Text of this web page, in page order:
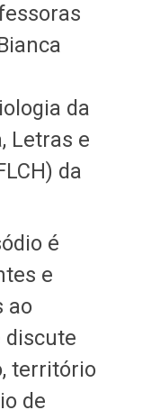
da
Letras e
da
é
e
ao
discute
território
de